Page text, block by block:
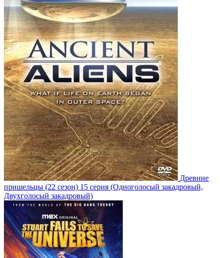
Древние
пришельцы (22 сезон) 15 серия (Одноголосый закадровый,
Двухголосый закадровый)